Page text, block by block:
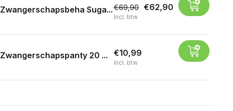
Zwangerschapsbeha Suga...€69,90 €62,90
Incl. btw
Zwangerschapspanty 20 ... €10,99
Incl. btw